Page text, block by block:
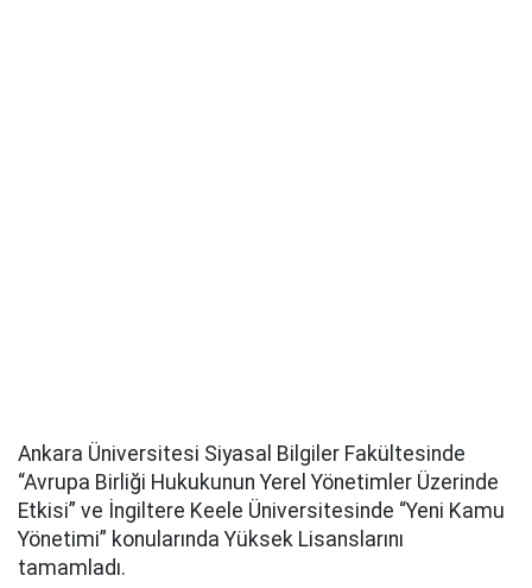
Ankara Üniversitesi Siyasal Bilgiler Fakültesinde
“Avrupa Birliği Hukukunun Yerel Yönetimler Üzerinde
Etkisi” ve İngiltere Keele Üniversitesinde “Yeni Kamu
Yönetimi” konularında Yüksek Lisanslarını
tamamladı.